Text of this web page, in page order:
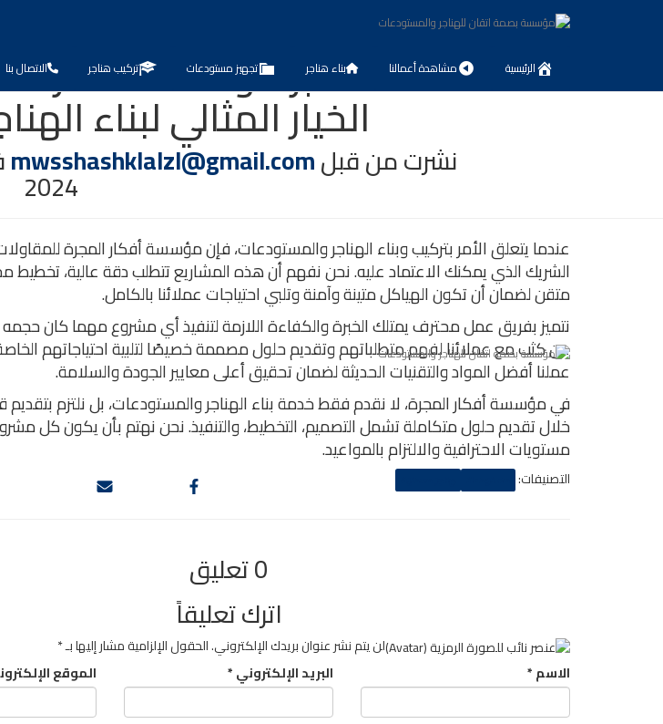
الرئيسية مشاهدة أعمالنا بناء هناجر تجهيز مستودعات تركيب هناجر الاتصال بنا لماذا تعتبر مؤسسة أفكار
الخيار المثالي لبناء
نشرت من قبلmwsshashklalzl@gmail.com
2024
عندما يتعلق الأمر بتركيب وبناء الهناجر والمستودعات، فإن مؤسسة أفكار المجرة
الشريك الذي يمكنك الاعتماد عليه. نحن نفهم أن هذه المشاريع تتطلب دقة عالية، تخطيط
متقن لضمان أن تكون الهياكل متينة وآمنة وتلبي احتياجات عملائنا بالكامل.
نتميز بفريق عمل محترف يمتلك الخبرة والكفاءة اللازمة لتنفيذ أي مشروع مهما كان
عن كثب مع عملائنا لفهم متطلباتهم وتقديم حلول مصممة خصيصًا لتلبية احتياجاتهم
عملنا أفضل المواد والتقنيات الحديثة لضمان تحقيق أعلى معايير الجودة والسلامة.
في مؤسسة أفكار المجرة، لا نقدم فقط خدمة بناء الهناجر والمستودعات، بل نلتزم
خلال تقديم حلول متكاملة تشمل التصميم، التخطيط، والتنفيذ. نحن نهتم بأن يكون كل
مستويات الاحترافية والالتزام بالمواعيد.
التصنيفات:
0 تعليق
اترك تعليقاً
لن يتم نشر عنوان بريدك الإلكتروني.الحقول الإلزامية مشار إليها بـ*
الاسم* البريد الإلكتروني* الموقع